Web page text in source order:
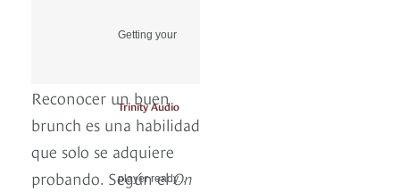
Getting your
Trinity Audio
player ready...
Reconocer un buen
brunch es una habilidad
que solo se adquiere
probando. Según elOn